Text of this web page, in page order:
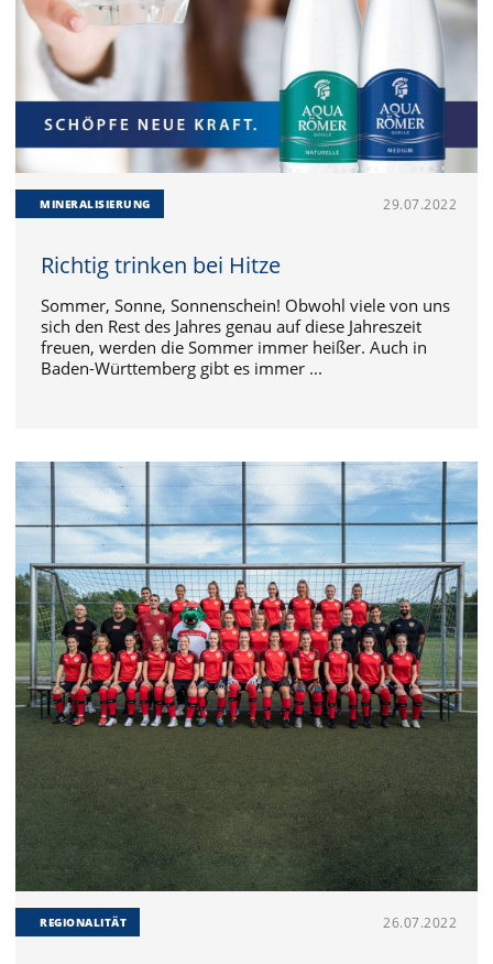
MINERALISIERUNG 29.07.2022
Richtig trinken bei Hitze
Sommer, Sonne, Sonnenschein! Obwohl viele von uns
sich den Rest des Jahres genau auf diese Jahreszeit
freuen, werden die Sommer immer heißer. Auch in
Baden-Württemberg gibt es immer ...
REGIONALITÄT 26.07.2022